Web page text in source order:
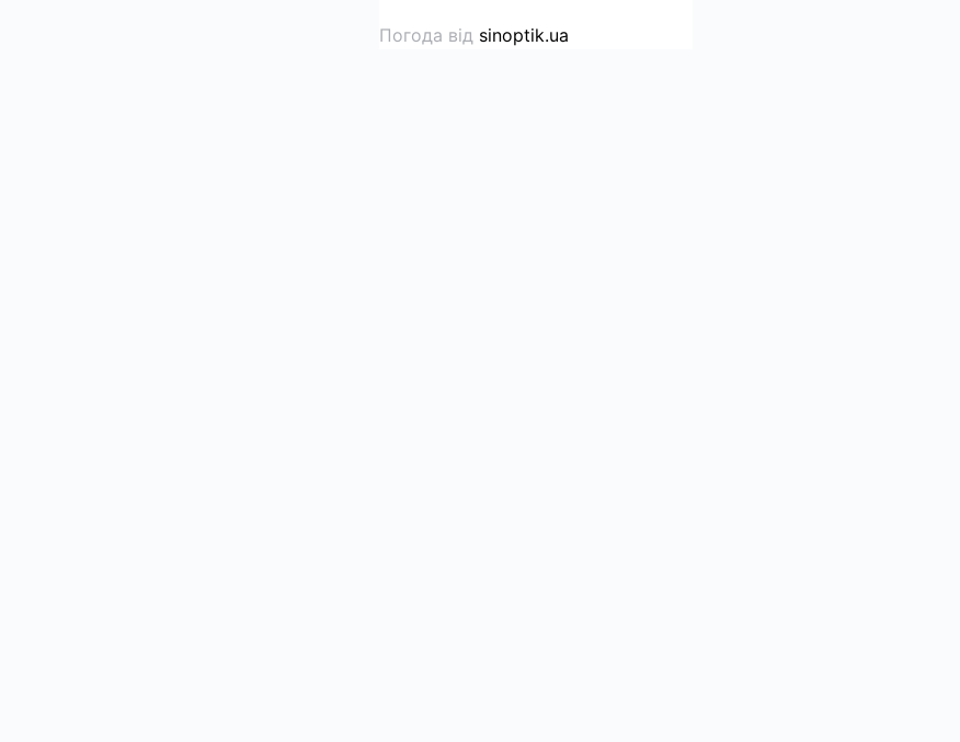
Погода від sinoptik.ua